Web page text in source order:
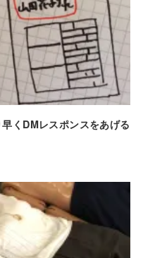
くDMレスポンスをあげる